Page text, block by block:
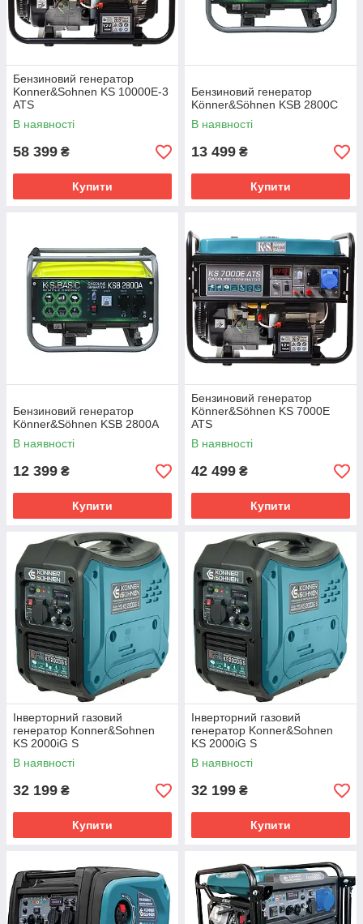
Бензиновий генератор
Konner&Sohnen KS 10000E-3
ATS
В наявності
58 399 ₴
Купити
Бензиновий генератор
Könner&Söhnen KSB 2800С
В наявності
13 499 ₴
Купити
Бензиновий генератор
Könner&Söhnen KSB 2800А
В наявності
12 399 ₴
Купити
Бензиновий генератор
Könner&Söhnen KS 7000E
ATS
В наявності
42 499 ₴
Купити
Інверторний газовий
генератор Konner&Sohnen
KS 2000iG S
В наявності
32 199 ₴
Купити
Інверторний газовий
генератор Konner&Sohnen
KS 2000iG S
В наявності
32 199 ₴
Купити